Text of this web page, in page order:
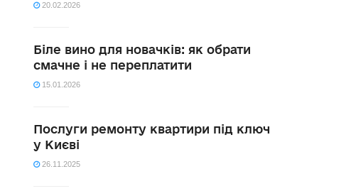
20.02.2026
Біле вино для новачків: як обрати
смачне і не переплатити
15.01.2026
Послуги ремонту квартири під ключ
у Києві
26.11.2025